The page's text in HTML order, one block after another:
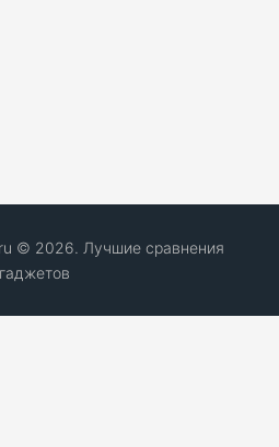
© 2026. Лучшие сравнения
гаджетов